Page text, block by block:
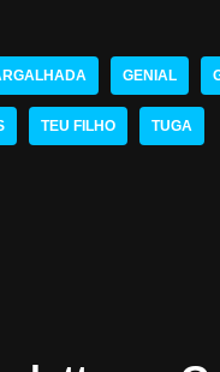
GENIAL
TEU FILHO TUGA